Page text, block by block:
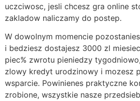
uczciwosc, jesli chcesz gra online
zakladow naliczamy do postep.
W dowolnym momencie
i bedziesz dostajesz 3000 zl
piec% zwrotu pieniedzy
zlowy kredyt urodzinowy i mozesz
wsparcie. Powinienes praktyczne
zrobione, wszystkie nasze